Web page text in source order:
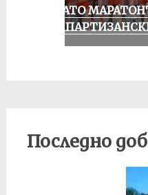
КОГАТО
ОТ
Последно